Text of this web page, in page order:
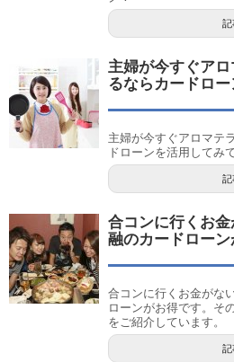
記
主婦が今すぐア
るならカードロー
主婦が今すぐアロマテ
ドローンを活用してみ
記
合コンに行くお
融のカードロー
合コンに行くお金がな
ローンがお得です。そ
をご紹介しています。
記